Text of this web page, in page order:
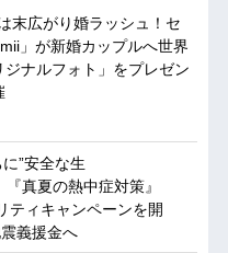
末広がり婚ラッシュ！セ
」が新婚カップルへ世界
ジナルフォト」をプレゼン
”安全な生
中症対策』
ティキャンペーンを開
義援金へ